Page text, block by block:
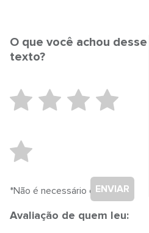
O que você achou desse
texto?
ENVIAR
*Não é necessário cadastro.
Avaliação de quem leu: